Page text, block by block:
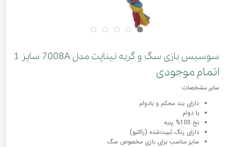
سوسیس بازی سگ و گربه نیناپت مدل 7008A سایز 1
اتمام موجودی
سایر مشخصات:
دارای بند محکم و بادوام
با دوام
نخ 100% پنبه
دارای رنگ ثبیت‌شده (راکتیو)
سایز مناسب برای بازی مخصوص سگ